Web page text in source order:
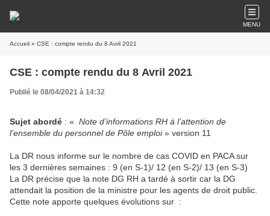
MENU
Accueil » CSE : compte rendu du 8 Avril 2021
CSE : compte rendu du 8 Avril 2021
Publié le 08/04/2021 à 14:32
Sujet abordé : « Note d’informations RH à l’attention de
l’ensemble du personnel de Pôle emploi» version 11
La DR nous informe sur le nombre de cas COVID en PACA sur
les 3 dernières semaines : 9 (en S-1)/ 12 (en S-2)/ 13 (en S-3)
La DR précise que la note DG RH a tardé à sortir car la DG
attendait la position de la ministre pour les agents de droit public.
Cette note apporte quelques évolutions sur :